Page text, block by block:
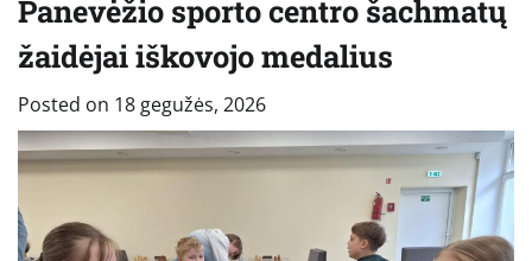
Panevėžio sporto centro šachmatų
žaidėjai iškovojo medalius
Posted on 18 gegužės, 2026